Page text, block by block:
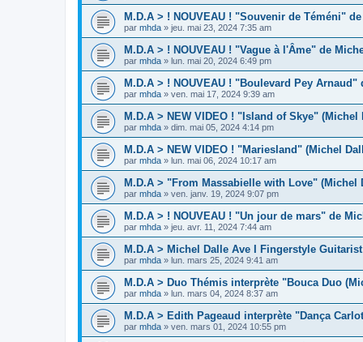
M.D.A > ! NOUVEAU ! "Souvenir de Téméni"
par mhda » jeu. mai 23, 2024 7:35 am
M.D.A > ! NOUVEAU ! "Vague à l'Âme" de
par mhda » lun. mai 20, 2024 6:49 pm
M.D.A > ! NOUVEAU ! "Boulevard Pey
par mhda » ven. mai 17, 2024 9:39 am
M.D.A > NEW VIDEO ! "Island of Skye" (Michel
par mhda » dim. mai 05, 2024 4:14 pm
M.D.A > NEW VIDEO ! "Mariesland" (Michel
par mhda » lun. mai 06, 2024 10:17 am
M.D.A > "From Massabielle with Love" (Michel
par mhda » ven. janv. 19, 2024 9:07 pm
M.D.A > ! NOUVEAU ! "Un jour de mars" de
par mhda » jeu. avr. 11, 2024 7:44 am
M.D.A > Michel Dalle Ave I Fingerstyle
par mhda » lun. mars 25, 2024 9:41 am
M.D.A > Duo Thémis interprète "Bouca Duo
par mhda » lun. mars 04, 2024 8:37 am
M.D.A > Edith Pageaud interprète "Dança
par mhda » ven. mars 01, 2024 10:55 pm